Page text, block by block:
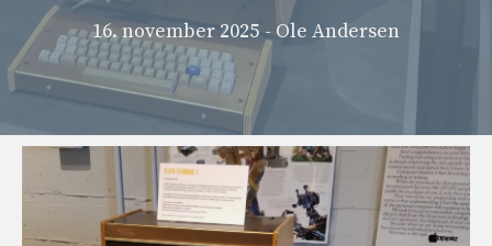
16. november 2025 - Ole Andersen